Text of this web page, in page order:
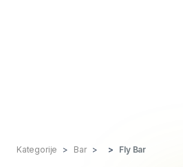
Kategorije Bar Fly Bar